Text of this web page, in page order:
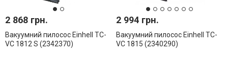
2 868 грн.
Вакуумний пилосос Einhell TC-
VC 1812 S (2342370)
2 994 грн.
Вакуумний пилосос Einhell TC-
VC 1815 (2340290)